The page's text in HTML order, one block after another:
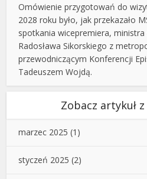
Omówienie przygotowań do
2028 roku było, jak przekazało
spotkania wicepremiera,
Radosława Sikorskiego z
przewodniczącym Konferencji
Tadeuszem Wojdą.
Zobacz artykuł
marzec 2025 (1)
styczeń 2025 (2)